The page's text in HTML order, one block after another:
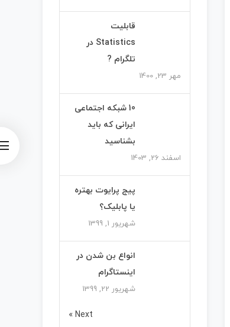
قابلیت
Statistics در
تلگرام ?
مهر 23, 1400
10 شبکه اجتماعی
ایرانی که باید
بشناسید
اسفند 26, 1403
پیج پرایوت بهتره
یا پابلیک؟
شهریور 1, 1399
انواع بن شدن در
اینستاگرام
شهریور 22, 1399
Next »